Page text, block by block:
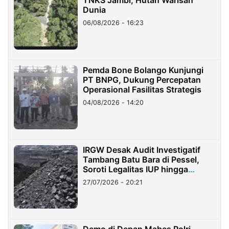
Dunia
06/08/2026 - 16:23
Pemda Bone Bolango Kunjungi
PT BNPG, Dukung Percepatan
Operasional Fasilitas Strategis
04/08/2026 - 14:20
IRGW Desak Audit Investigatif
Tambang Batu Bara di Pessel,
Soroti Legalitas IUP hingga
Stockpile
27/07/2026 - 20:21